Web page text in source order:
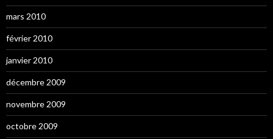
mars 2010
février 2010
janvier 2010
décembre 2009
novembre 2009
octobre 2009